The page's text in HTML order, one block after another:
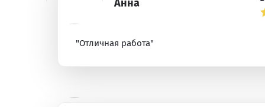
Анна
"Отличная работа"